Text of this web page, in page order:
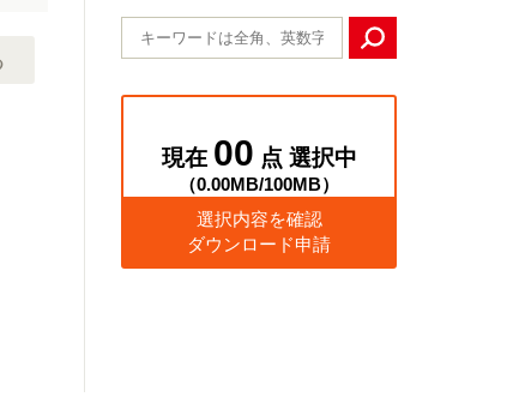
現在 00 点 選択中
（0.00MB/100MB）
選択内容を確認
ダウンロード申請